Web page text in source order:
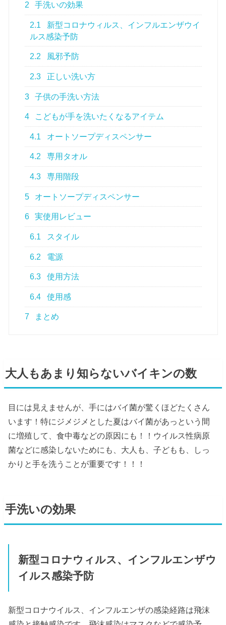
2 手洗いの効果
2.1
新型コロナウィルス、インフルエンザウイ
ルス感染予防
2.2 風邪予防
2.3 正しい洗い方
3 子供の手洗い方法
4 こどもが手を洗いたくなるアイテム
4.1 オートソープディスペンサー
4.2 専用タオル
4.3 専用階段
5 オートソープディスペンサー
6 実使用レビュー
6.1 スタイル
6.2 電源
6.3 使用方法
6.4 使用感
7 まとめ
大人もあまり知らないバイキンの数
目には見えませんが、手にはバイ菌が驚くほどたくさん
います！特にジメジメとした夏はバイ菌があっという間
に増殖して、食中毒などの原因にも！！ウイルス性病原
菌などに感染しないためにも、大人も、子どもも、しっ
かりと手を洗うことが重要です！！！
手洗いの効果
新型コロナウィルス、インフルエンザウ
イルス感染予防
新型コロナウイルス、インフルエンザの感染経路は飛沫